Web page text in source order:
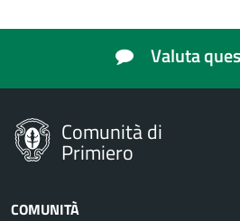
Valuta
Comunità di
Primiero
COMUNITÀ